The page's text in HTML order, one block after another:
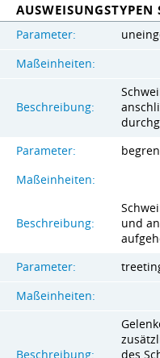
AUSWEISUNGSTYPEN
Parameter:
Maßeinheiten:
Beschreibung:
Parameter:
Maßeinheiten:
Beschreibung:
und
Parameter:
Maßeinheiten:
Beschreibung:
des